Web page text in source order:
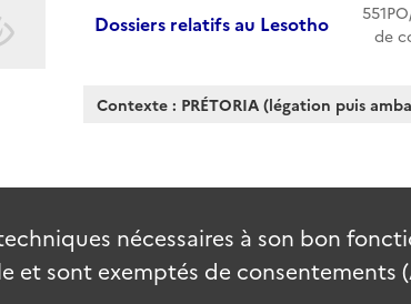
Dossiers relatifs au Lesotho
de
Contexte : PRÉTORIA (légation puis
nécessaires à son bon
et sont exemptés de